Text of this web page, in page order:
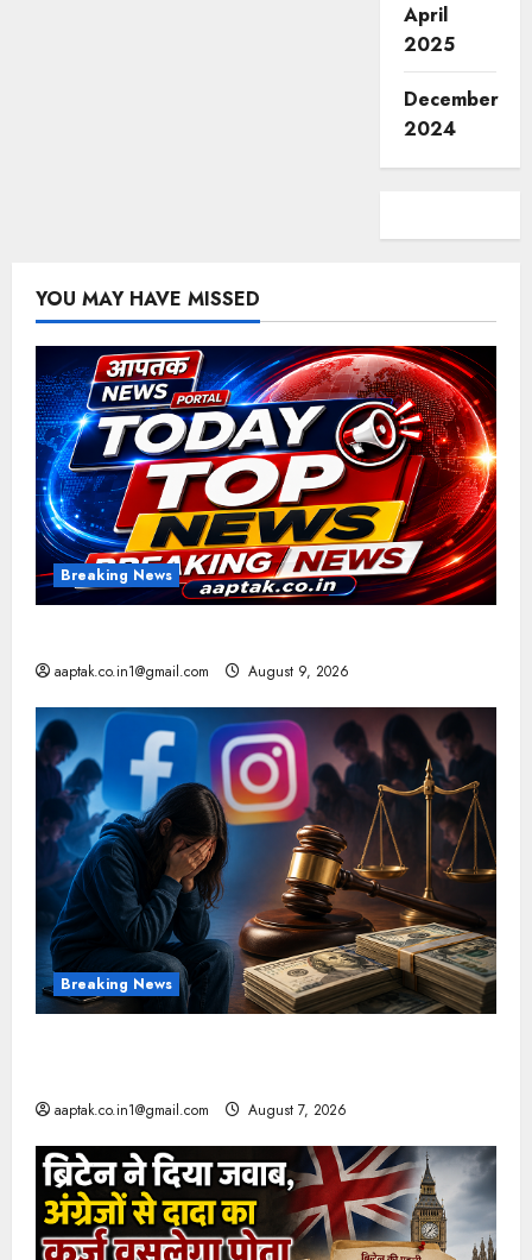
April
2025
December
2024
YOU MAY HAVE MISSED
Breaking News
aaptak.co.in1@gmail.com August 9, 2026
Breaking News
aaptak.co.in1@gmail.com August 7, 2026